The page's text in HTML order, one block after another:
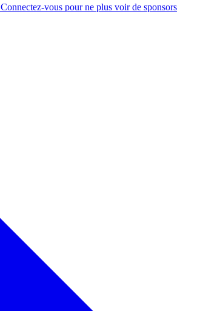
Connectez-vous pour ne plus voir de sponsors